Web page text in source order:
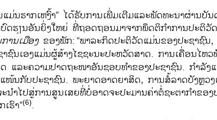
ມ່ນຮາກເຫງົ້າ” ໄດ້ຮັບການເພີ່ມເຕີມແລະພັດທະນາຜ່ານບັ
ຮຽນອັນຍິ່ງໃຫຍ່ ທີ່ຖອດຖອນມາຈາກພຶດຕິກຳການປະຕິວັ
ານເມືອງ ຂອງພັກ:“ພາລະກິດ​ປະຕິວັດ​ແມ່ນ​ຂອງ​ປະຊາຊົນ,
າຊົນເອງ​ແມ່ນ​​ຜູ້​ສ້າງ​ໄຊຊະນະ​ປະຫວັດສາດ. ​ການ​ເຄື່ອນ​ໄຫ
ແລະຄວາມ​​ປາດ​ຖະໜາອັນຊອບທຳ​ຂອງ​ປະຊາຊົນ. ກຳລັງ
ນກັບປະຊາຊົນ. ພະຍາດອາດຍາສິດ, ການ​ສໍ້​ລາດ​ບັງ​ຫຼວ
ນຳໄປສູ່ການສູນ​ເສຍທີ່ບໍ່ອາດຈະປະມານຄ່າຕໍ່ຊະຕາກຳຂອ
ຮົາ”(6).